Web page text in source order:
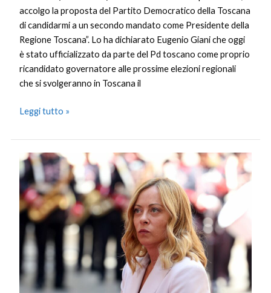
accolgo la proposta del Partito Democratico della Toscana
di candidarmi a un secondo mandato come Presidente della
Regione Toscana”. Lo ha dichiarato Eugenio Giani che oggi
è stato ufficializzato da parte del Pd toscano come proprio
ricandidato governatore alle prossime elezioni regionali
che si svolgeranno in Toscana il
Leggi tutto »
Meloni
sente
Trump,
Zelensky
Presidente
Emirati
Al
Nahyan